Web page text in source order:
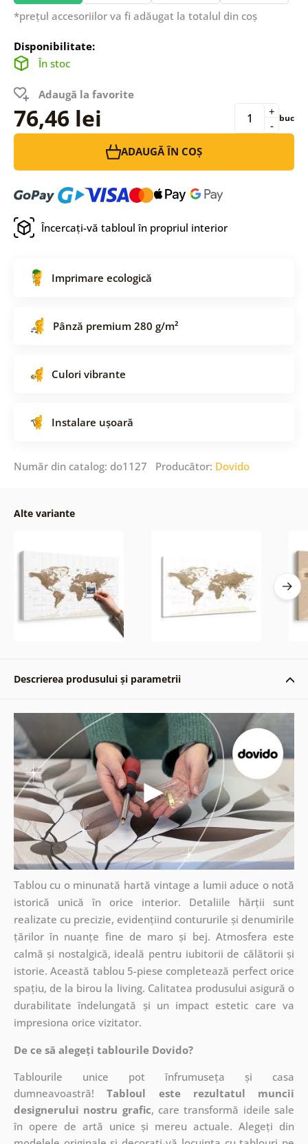
*prețul accesoriilor va fi adăugat la totalul din coș
Disponibilitate:
În stoc
Adaugă la favorite
76,46 lei -
+ buc
ADAUGĂ ÎN COȘ
Încercați-vă tabloul în propriul interior
Imprimare ecologică
Pânză premium 280 g/m²
Culori vibrante
Instalare ușoară
Număr din catalog: do1127 Producător: Dovido
Alte variante
Descrierea produsului și parametrii
Tablou cu o minunată hartă vintage a lumii aduce o notă
istorică unică în orice interior. Detaliile hărții sunt
realizate cu precizie, evidențiind contururile și denumirile
țărilor în nuanțe fine de maro și bej. Atmosfera este
calmă și nostalgică, ideală pentru iubitorii de călătorii și
istorie. Această tablou 5-piese completează perfect orice
spațiu, de la birou la living. Calitatea produsului asigură o
durabilitate îndelungată și un impact estetic care va
impresiona orice vizitator.
De ce să alegeți tablourile Dovido?
Tablourile unice pot înfrumuseța și casa
dumneavoastră!Tabloul este rezultatul muncii
designerului nostru grafic, caretransformă ideile sale
în opere de artă unice și mereu actuale. Alegeți din